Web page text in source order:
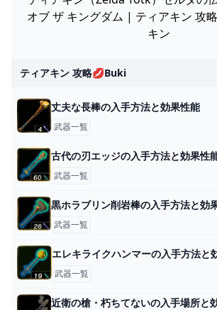
オブ ザ キングダム | ティアキン 攻
キン
ティアキン 攻略💋buki
丈夫な長棒の入手方法と効果性能
武器一覧
古代の刃エッジの入手方法と効果性
武器一覧
黒ホラブリン削岩棒の入手方法と効
武器一覧
エレキライクハンマーの入手方法と
武器一覧
近衛の槍・朽ちてないの入手場所と